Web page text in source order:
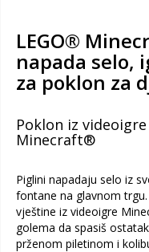
LEGO®
napada selo,
za poklon za
Poklon iz
Minecraft®
Piglini napadaju selo iz
fontane na glavnom
vještine iz videoigre
golema da spasiš
prženom piletinom i